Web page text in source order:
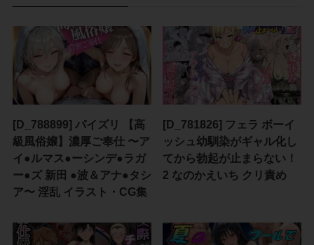
[D_788899] パイズリ 【高
級風俗嬢】濃厚ご奉仕 〜ア
イ●ルマス●ーシンデ●ラガ
ー●ズ 新田 ●波＆アナ●タシ
ア〜 淫乱 イラスト・CG集
[D_781826] フェラ ボーイ
ッシュ幼馴染がギャル化し
てから勃起が止まらない！
2 なのかえいち クリ責め